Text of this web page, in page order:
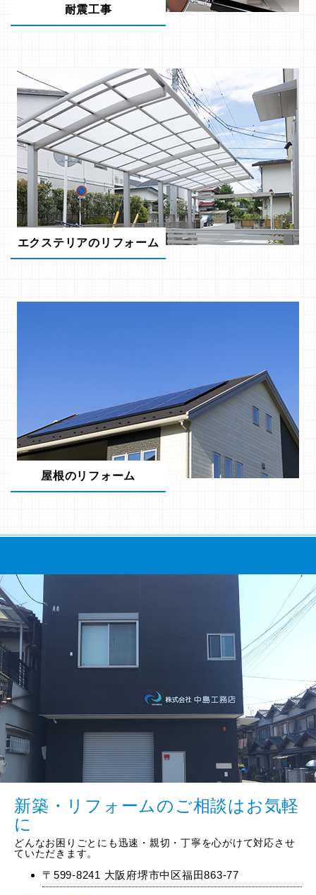
耐震工事
エクステリアのリフォーム
屋根のリフォーム
新築・リフォームのご相談はお気軽
に
どんなお困りごとにも迅速・親切・丁寧を心がけて対応させ
ていただきます。
〒599-8241 大阪府堺市中区福田863-77